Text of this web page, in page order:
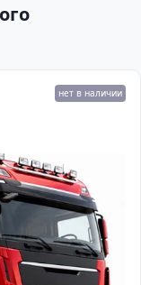
нет в наличии